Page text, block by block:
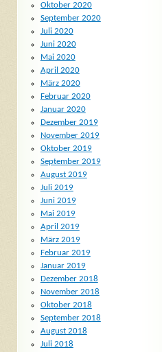
Oktober 2020
September 2020
Juli 2020
Juni 2020
Mai 2020
April 2020
März 2020
Februar 2020
Januar 2020
Dezember 2019
November 2019
Oktober 2019
September 2019
August 2019
Juli 2019
Juni 2019
Mai 2019
April 2019
März 2019
Februar 2019
Januar 2019
Dezember 2018
November 2018
Oktober 2018
September 2018
August 2018
Juli 2018